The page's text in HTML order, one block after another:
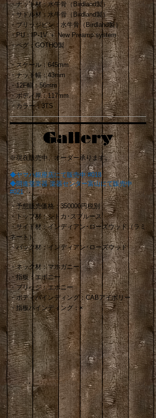
・ナット材：水牛骨（Birdland製）
・サドル材：水牛骨（Birdland製）
・ブリッジピン：水牛骨（Birdland製）
・PU：IP-1V ＋ New Preamp system
・ペグ：GOTHO製
・スケール：645mm
・ナット幅：43mm
・12F幅：56mm
・ボディ厚：117mm
​・カラー：3TS
Gallery
​※現在販売中、オーダー承ります。
◆ヤマハ銀座店にて販売中 #018
​◆開進堂楽器 楽器センター富山にて販売中
#021
・予想販売価格：350000円税別
・トップ材：シトカ･スプルース
・サイド材：インディアン･ローズウッド（ラミ
ネート）
・バック材：インディアン･ローズウッド
・ネック材：マホガニー
・指板：エボニー
・ブリッジ：エボニー
・ボディバインディング：CABアイボリー
・指板バインディング：×